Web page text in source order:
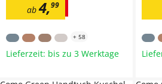
ab 4,99
+ 58
Lieferzeit: bis zu 3 Werktage